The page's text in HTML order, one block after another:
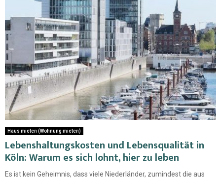
Haus mieten (Wohnung mieten)
Lebenshaltungskosten und Lebensqualität in
Köln: Warum es sich lohnt, hier zu leben
Es ist kein Geheimnis, dass viele Niederländer, zumindest die aus